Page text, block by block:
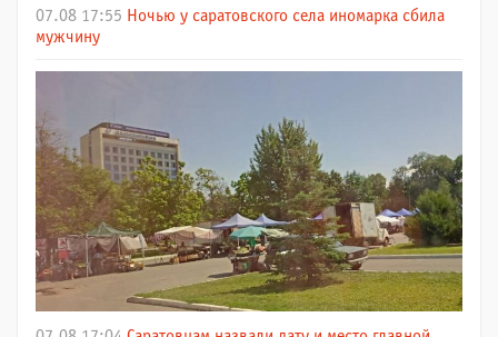
07.08 17:55 Ночью у саратовского села иномарка сбила
мужчину